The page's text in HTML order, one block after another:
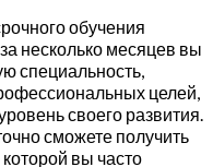
обучения
несколько месяцев вы
специальность,
целей,
своего развития.
сможете получить
вы часто